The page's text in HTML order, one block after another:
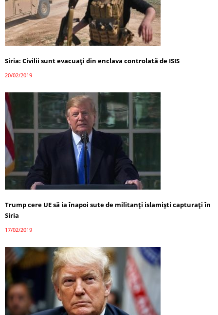
Siria: Civilii sunt evacuați din enclava controlată de ISIS
20/02/2019
Trump cere UE să ia înapoi sute de militanţi islamişti capturaţi în
Siria
17/02/2019